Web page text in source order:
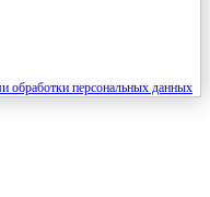
обработки персональных данных